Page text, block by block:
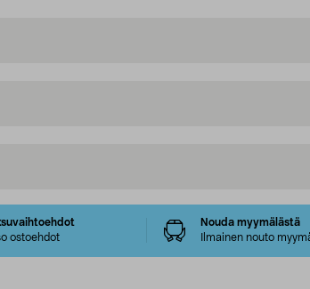
ostoehdot
Nouda myymälästä
Ilmainen nouto